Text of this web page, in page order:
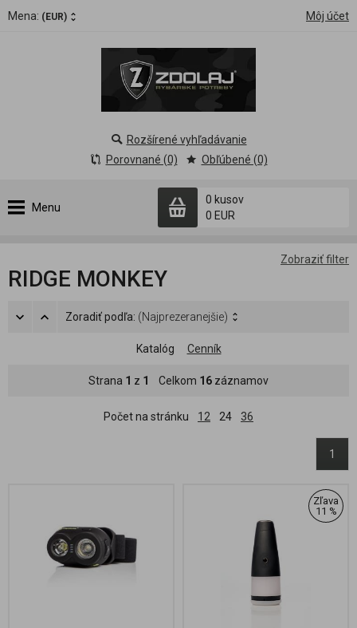
Mena: (EUR) Môj účet
Menu
0 kusov
0 EUR
Rozšírené vyhľadávanie
Porovnané (0)
Obľúbené (0)
Zobraziť filter
RIDGE MONKEY
Zoradiť podľa: (Najprezeranejšie)
Katalóg Cenník
Strana 1 z 1 Celkom 16 záznamov
Počet na stránku 12 24 36
1
Zľava
11 %